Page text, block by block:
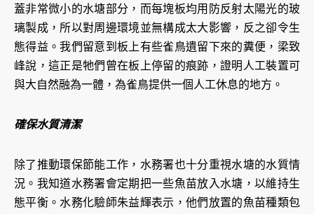
蓋非常微小的水塘部分，而每塊板均用防反射太陽光的玻
璃製成，所以對周邊環境並無構成太大影響，反之卻令生
態得益。我們留意到板上有些雀鳥遺留下來的糞便，梁致
峰說，這正是牠們曾在板上停留的痕跡，證明人工裝置可
與大自然融為一體，為雀鳥提供一個人工休息的地方。
確保水質清潔
除了推動環保節能工作，水務署也十分重視水塘的水質情
況。我知道水務署會定期把一些魚苗放入水塘，以維持生
態平衡。水務化驗師朱益輝表示，他們放置的魚苗種類包